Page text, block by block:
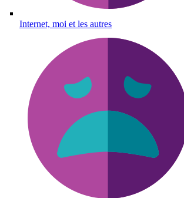
Internet, moi et les autres